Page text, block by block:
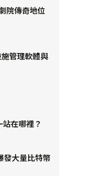
院傳奇地位
管理軟體與
在哪裡？
大量比特幣